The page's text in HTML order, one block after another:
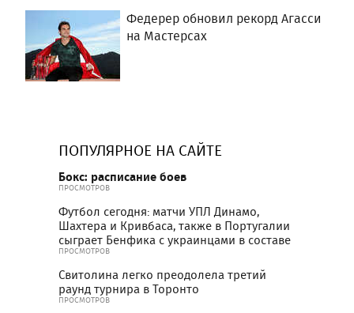
Федерер обновил рекорд Агасси
на Мастерсах
ПОПУЛЯРНОЕ НА САЙТЕ
Бокс: расписание боев
ПРОСМОТРОВ
Футбол сегодня: матчи УПЛ Динамо,
Шахтера и Кривбаса, также в Португалии
сыграет Бенфика с украинцами в составе
ПРОСМОТРОВ
Свитолина легко преодолела третий
раунд турнира в Торонто
ПРОСМОТРОВ